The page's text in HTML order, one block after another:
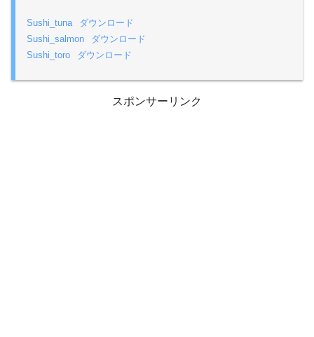
Sushi_tuna
ダウンロード
Sushi_salmon
ダウンロード
Sushi_toro
ダウンロード
スポンサーリンク